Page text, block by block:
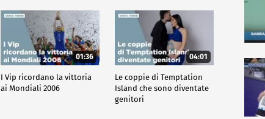
01:36
I Vip ricordano la vittoria
ai Mondiali 2006
04:01
Le coppie di Temptation
Island che sono diventate
genitori